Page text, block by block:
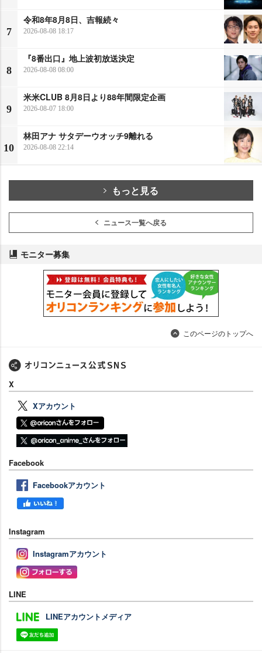
7
令和8年8月8日、吉報続々
2026-08-08 18:17
8
『8番出口』地上波初放送決定
2026-08-08 08:00
9
米米CLUB 8月8日より88年間限定企画
2026-08-07 18:00
10
林田アナ サタデーウオッチ9離れる
2026-08-08 22:14
もっと見る
ニュース一覧へ戻る
モニター募集
このページのトップへ
X
Xアカウント
Facebook
Facebookアカウント
Instagram
Instagramアカウント
LINE
LINEアカウントメディア